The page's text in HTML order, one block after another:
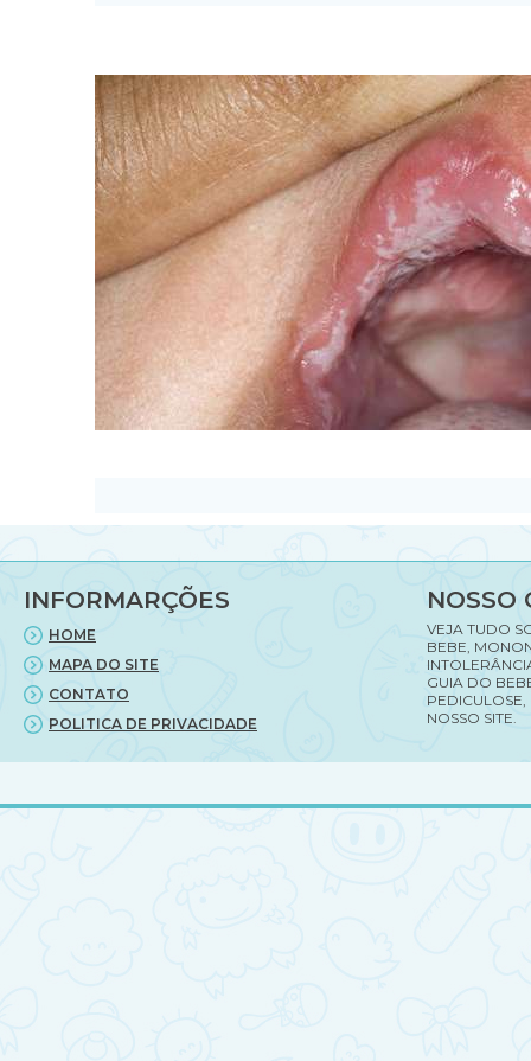
INFORMARÇÕES
HOME
MAPA DO SITE
CONTATO
POLITICA DE PRIVACIDADE
NOSSO
VEJA TUDO
BEBE,
GUIA DO
PEDICULOSE,
NOSSO SITE.